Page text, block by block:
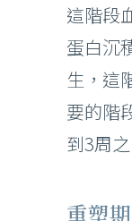
這階段
蛋白沉
生，這
要的階
到3周
重塑期